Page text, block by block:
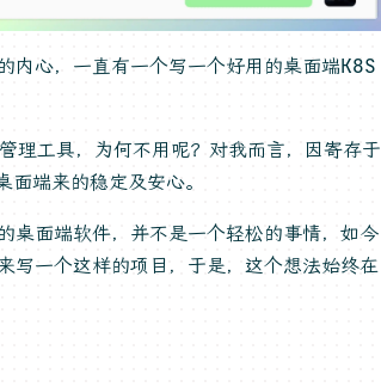
内心，一直有一个写一个好用的桌面端K8S
工具，为何不用呢？对我而言，因寄存于
端来的稳定及安心。
桌面端软件，并不是一个轻松的事情，如今
写一个这样的项目，于是，这个想法始终在